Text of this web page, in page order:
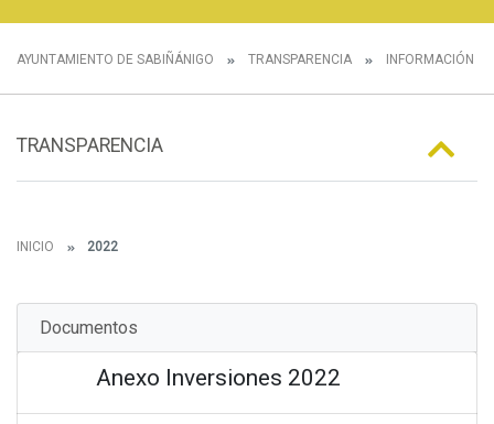
AYUNTAMIENTO DE SABIÑÁNIGO TRANSPARENCIA INFORMACIÓN
TRANSPARENCIA
INICIO 2022
Documentos
Anexo Inversiones 2022